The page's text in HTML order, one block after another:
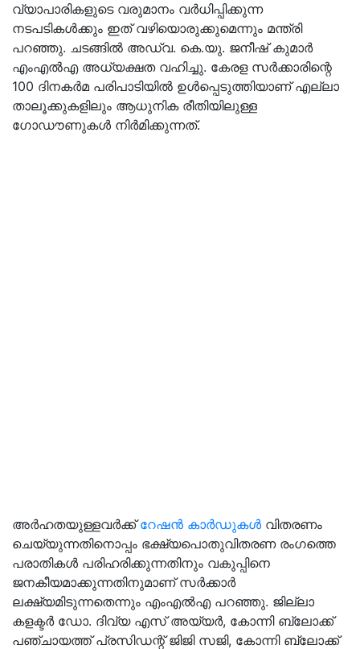
വ്യാപാരികളുടെ വരുമാനം വര്‍ധിപ്പിക്കുന്ന
നടപടികള്‍ക്കും ഇത് വഴിയൊരുക്കുമെന്നും മന്ത്രി
പറഞ്ഞു. ചടങ്ങില്‍ അഡ്വ. കെ.യു. ജനീഷ് കുമാര്‍
എംഎല്‍എ അധ്യക്ഷത വഹിച്ചു. കേരള സര്‍ക്കാരിന്റെ
100 ദിനകര്‍മ പരിപാടിയില്‍ ഉള്‍പ്പെടുത്തിയാണ് എല്ലാ
താലൂക്കുകളിലും ആധുനിക രീതിയിലുള്ള
ഗോഡൗണുകള്‍ നിര്‍മിക്കുന്നത്.
അര്‍ഹതയുള്ളവര്‍ക്ക്റേഷന്‍ കാര്‍ഡുകള്‍ വിതരണം
ചെയ്യുന്നതിനൊപ്പം ഭക്ഷ്യപൊതുവിതരണ രംഗത്തെ
പരാതികള്‍ പരിഹരിക്കുന്നതിനും വകുപ്പിനെ
ജനകീയമാക്കുന്നതിനുമാണ് സര്‍ക്കാര്‍
ലക്ഷ്യമിടുന്നതെന്നും എംഎല്‍എ പറഞ്ഞു. ജില്ലാ
കളക്ടര്‍ ഡോ. ദിവ്യ എസ് അയ്യര്‍, കോന്നി ബ്ലോക്ക്
പഞ്ചായത്ത് പ്രസിഡന്റ് ജിജി സജി, കോന്നി ബ്ലോക്ക്